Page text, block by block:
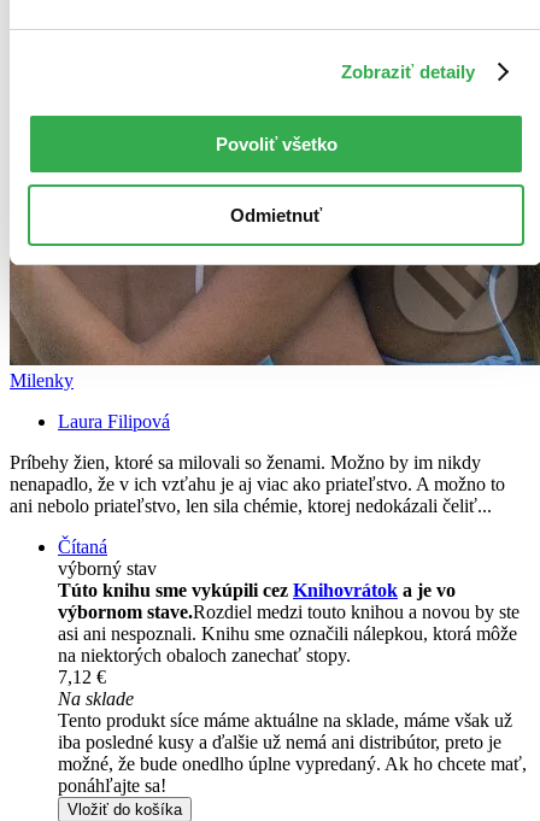
Zobraziť detaily
Povoliť všetko
Odmietnuť
Milenky
Laura Filipová
Príbehy žien, ktoré sa milovali so ženami. Možno by im nikdy
nenapadlo, že v ich vzťahu je aj viac ako priateľstvo. A možno to
ani nebolo priateľstvo, len sila chémie, ktorej nedokázali čeliť...
Čítaná
výborný stav
Túto knihu sme vykúpili cez Knihovrátok a je vo
výbornom stave.Rozdiel medzi touto knihou a novou by ste
asi ani nespoznali. Knihu sme označili nálepkou, ktorá môže
na niektorých obaloch zanechať stopy.
7,12 €
Na sklade
Tento produkt síce máme aktuálne na sklade, máme však už
iba posledné kusy a ďalšie už nemá ani distribútor, preto je
možné, že bude onedlho úplne vypredaný. Ak ho chcete mať,
ponáhľajte sa!
Vložiť do košíka